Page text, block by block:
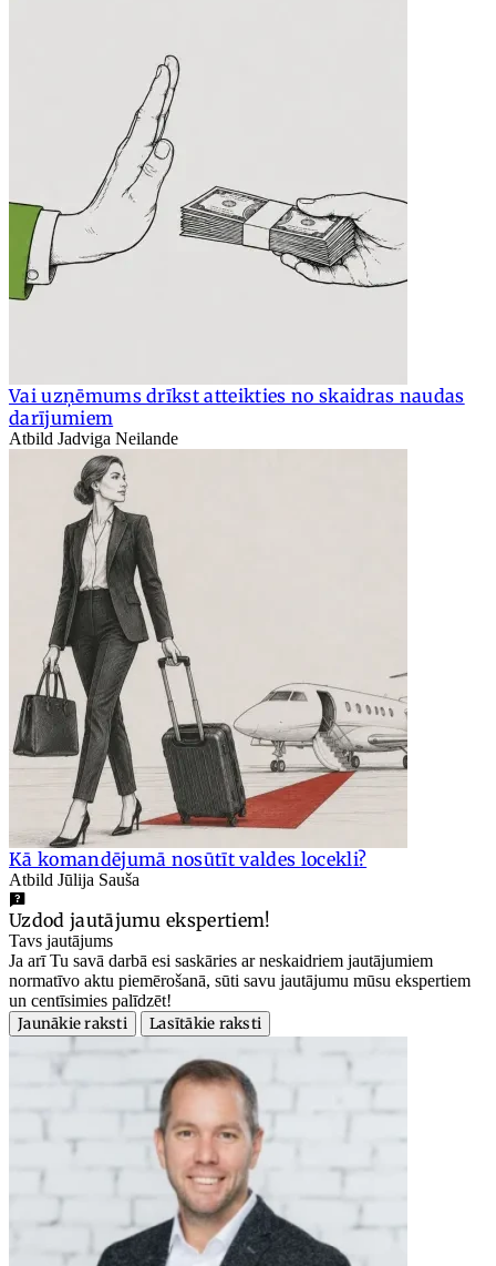
Vai uzņēmums drīkst atteikties no skaidras naudas
darījumiem
Atbild Jadviga Neilande
Kā komandējumā nosūtīt valdes locekli?
Atbild Jūlija Sauša
Uzdod jautājumu ekspertiem!
Tavs jautājums
Ja arī Tu savā darbā esi saskāries ar neskaidriem jautājumiem
normatīvo aktu piemērošanā, sūti savu jautājumu mūsu ekspertiem
un centīsimies palīdzēt!
Jaunākie raksti
Lasītākie raksti